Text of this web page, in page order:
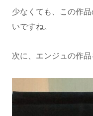
少なくても、この作
いですね。
次に、エンジュの作品